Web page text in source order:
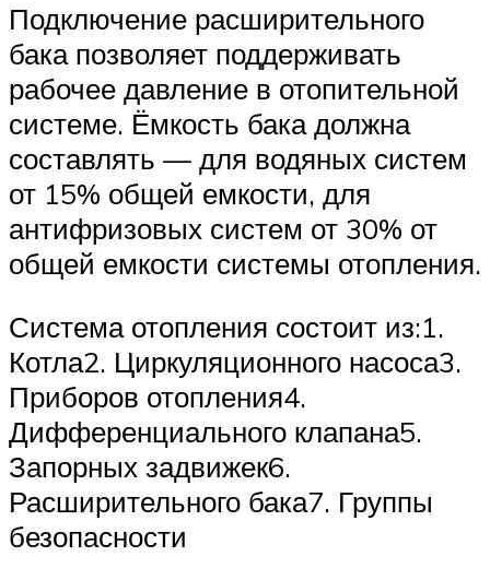
Подключение расширительного
бака позволяет поддерживать
рабочее давление в отопительной
системе. Ёмкость бака должна
составлять — для водяных систем
от 15% общей емкости, для
антифризовых систем от 30% от
общей емкости системы отопления.
Система отопления состоит из:1.
Котла2. Циркуляционного насоса3.
Приборов отопления4.
Дифференциального клапана5.
Запорных задвижек6.
Расширительного бака7. Группы
безопасности